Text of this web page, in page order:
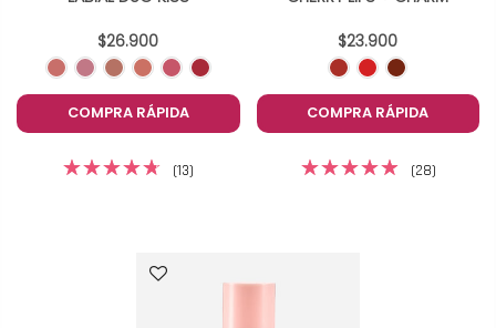
$26.900
COMPRA RÁPIDA
(13)
$23.900
COMPRA RÁPIDA
(28)